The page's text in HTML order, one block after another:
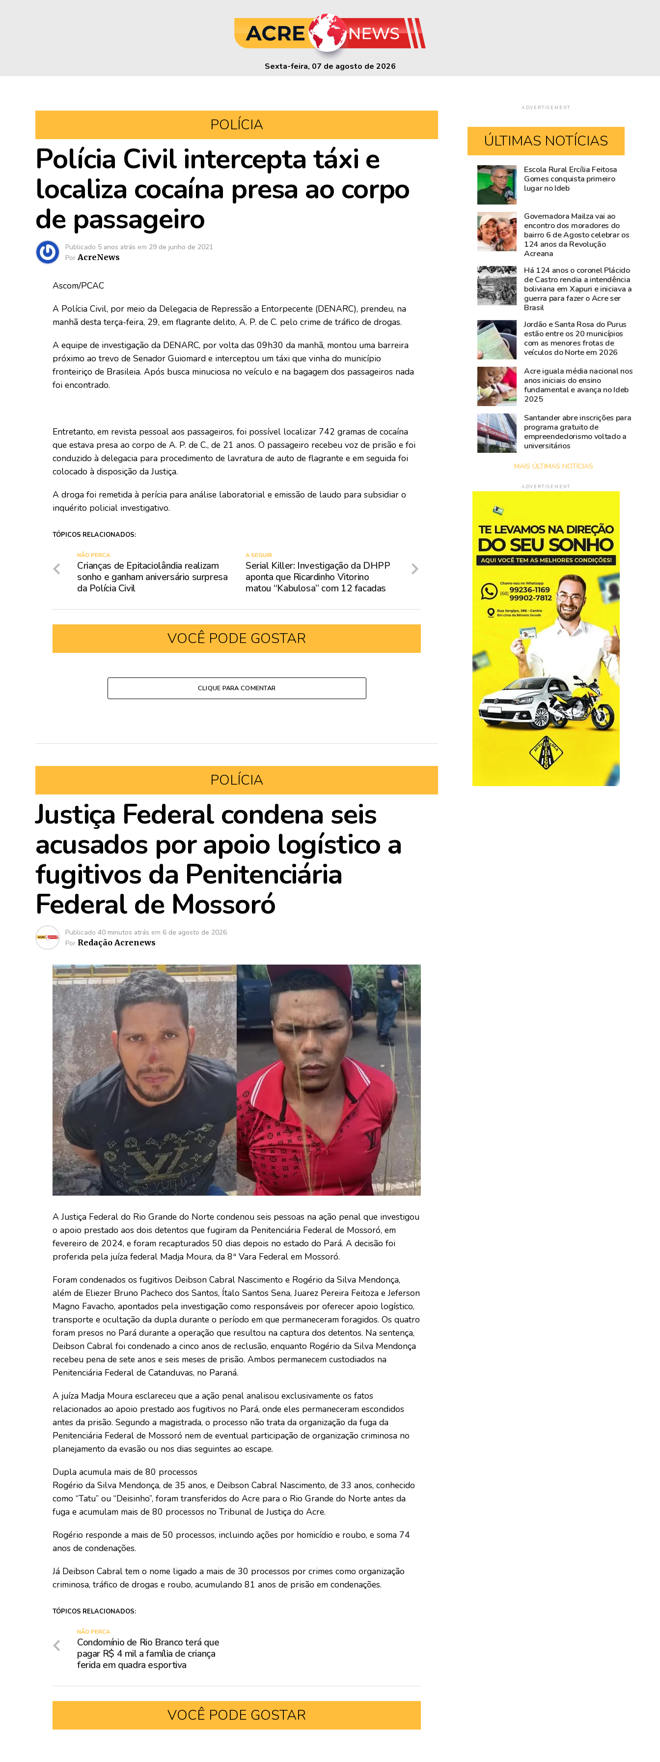
Sexta-feira, 07 de agosto de 2026
POLÍCIA
Polícia Civil intercepta táxi e
localiza cocaína presa ao corpo
de passageiro
Publicado 5 anos atrás em 29 de junho de 2021
Por AcreNews
Ascom/PCAC
A Polícia Civil, por meio da Delegacia de Repressão a Entorpecente (DENARC), prendeu, na
manhã desta terça-feira, 29, em flagrante delito, A. P. de C. pelo crime de tráfico de drogas.
A equipe de investigação da DENARC, por volta das 09h30 da manhã, montou uma barreira
próximo ao trevo de Senador Guiomard e interceptou um táxi que vinha do município
fronteiriço de Brasileia. Após busca minuciosa no veículo e na bagagem dos passageiros nada
foi encontrado.
Entretanto, em revista pessoal aos passageiros, foi possível localizar 742 gramas de cocaína
que estava presa ao corpo de A. P. de C., de 21 anos. O passageiro recebeu voz de prisão e foi
conduzido à delegacia para procedimento de lavratura de auto de flagrante e em seguida foi
colocado à disposição da Justiça.
A droga foi remetida à perícia para análise laboratorial e emissão de laudo para subsidiar o
inquérito policial investigativo.
TÓPICOS RELACIONADOS:
A SEGUIR
Serial Killer: Investigação da DHPP
aponta que Ricardinho Vitorino
matou “Kabulosa” com 12 facadas
NÃO PERCA
Crianças de Epitaciolândia realizam
sonho e ganham aniversário surpresa
da Polícia Civil
VOCÊ PODE GOSTAR
CLIQUE PARA COMENTAR
POLÍCIA
Justiça Federal condena seis
acusados por apoio logístico a
fugitivos da Penitenciária
Federal de Mossoró
Publicado 40 minutos atrás em 6 de agosto de 2026
Por Redação Acrenews
A Justiça Federal do Rio Grande do Norte condenou seis pessoas na ação penal que investigou
o apoio prestado aos dois detentos que fugiram da Penitenciária Federal de Mossoró, em
fevereiro de 2024, e foram recapturados 50 dias depois no estado do Pará. A decisão foi
proferida pela juíza federal Madja Moura, da 8ª Vara Federal em Mossoró.
Foram condenados os fugitivos Deibson Cabral Nascimento e Rogério da Silva Mendonça,
além de Eliezer Bruno Pacheco dos Santos, Ítalo Santos Sena, Juarez Pereira Feitoza e Jeferson
Magno Favacho, apontados pela investigação como responsáveis por oferecer apoio logístico,
transporte e ocultação da dupla durante o período em que permaneceram foragidos. Os quatro
foram presos no Pará durante a operação que resultou na captura dos detentos. Na sentença,
Deibson Cabral foi condenado a cinco anos de reclusão, enquanto Rogério da Silva Mendonça
recebeu pena de sete anos e seis meses de prisão. Ambos permanecem custodiados na
Penitenciária Federal de Catanduvas, no Paraná.
A juíza Madja Moura esclareceu que a ação penal analisou exclusivamente os fatos
relacionados ao apoio prestado aos fugitivos no Pará, onde eles permaneceram escondidos
antes da prisão. Segundo a magistrada, o processo não trata da organização da fuga da
Penitenciária Federal de Mossoró nem de eventual participação de organização criminosa no
planejamento da evasão ou nos dias seguintes ao escape.
Dupla acumula mais de 80 processos
Rogério da Silva Mendonça, de 35 anos, e Deibson Cabral Nascimento, de 33 anos, conhecido
como “Tatu” ou “Deisinho”, foram transferidos do Acre para o Rio Grande do Norte antes da
fuga e acumulam mais de 80 processos no Tribunal de Justiça do Acre.
Rogério responde a mais de 50 processos, incluindo ações por homicídio e roubo, e soma 74
anos de condenações.
Já Deibson Cabral tem o nome ligado a mais de 30 processos por crimes como organização
criminosa, tráfico de drogas e roubo, acumulando 81 anos de prisão em condenações.
TÓPICOS RELACIONADOS:
NÃO PERCA
Condomínio de Rio Branco terá que
pagar R$ 4 mil a família de criança
ferida em quadra esportiva
VOCÊ PODE GOSTAR
ADVERTISEMENT
ÚLTIMAS NOTÍCIAS
Após
articulação
do
Estado,
documentos
históricos
de
de
Castro
são
resgatados
em
São
Gabriel,
no
Rio
Grande
do
Sul
Casamento
coletivo
será
realizado
nesta
sexta-
feira,
Expoacre
Escola Rural Ercília Feitosa
Gomes conquista primeiro
lugar no Ideb
Governadora Mailza vai ao
encontro dos moradores do
bairro 6 de Agosto celebrar os
124 anos da Revolução
Acreana
Há 124 anos o coronel Plácido
de Castro rendia a intendência
boliviana em Xapuri e iniciava a
guerra para fazer o Acre ser
Brasil
Jordão e Santa Rosa do Purus
estão entre os 20 municípios
com as menores frotas de
veículos do Norte em 2026
Acre iguala média nacional nos
anos iniciais do ensino
fundamental e avança no Ideb
2025
Santander abre inscrições para
programa gratuito de
empreendedorismo voltado a
universitários
MAIS ÚLTIMAS NOTÍCIAS
ADVERTISEMENT